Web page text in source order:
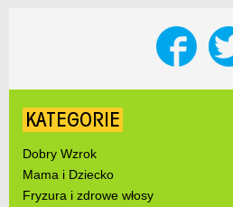
KATEGORIE
Dobry Wzrok
Mama i Dziecko
Fryzura i zdrowe włosy